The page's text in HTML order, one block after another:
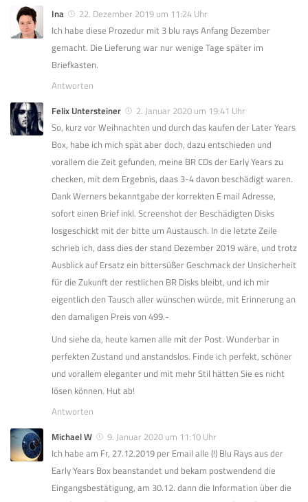
Ina
22. Dezember 2019 um 11:24 Uhr
Ich habe diese Prozedur mit 3 blu rays Anfang Dezember
gemacht. Die Lieferung war nur wenige Tage später im
Briefkasten.
Antworten
Felix Untersteiner
2. Januar 2020 um 19:41 Uhr
So, kurz vor Weihnachten und durch das kaufen der Later Years
Box, habe ich mich spät aber doch, dazu entschieden und
vorallem die Zeit gefunden, meine BR CDs der Early Years zu
checken, mit dem Ergebnis, daas 3-4 davon beschädigt waren.
Dank Werners bekanntgabe der korrekten E mail Adresse,
sofort einen Brief inkl. Screenshot der Beschädigten Disks
losgeschickt mit der bitte um Austausch. In die letzte Zeile
schrieb ich, dass dies der stand Dezember 2019 wäre, und trotz
Ausblick auf Ersatz ein bittersüßer Geschmack der Unsicherheit
für die Zukunft der restlichen BR Disks bleibt, und ich mir
eigentlich den Tausch aller wünschen würde, mit Erinnerung an
den damaligen Preis von 499.-
Und siehe da, heute kamen alle mit der Post. Wunderbar in
perfekten Zustand und anstandslos. Finde ich perfekt, schöner
und vorallem eleganter und mit mehr Stil hätten Sie es nicht
lösen können. Hut ab!
Antworten
Michael W
9. Januar 2020 um 11:10 Uhr
Ich habe am Fr, 27.12.2019 per Email alle (!) Blu Rays aus der
Early Years Box beanstandet und bekam postwendend die
Eingangsbestätigung, am 30.12. dann die Information über die